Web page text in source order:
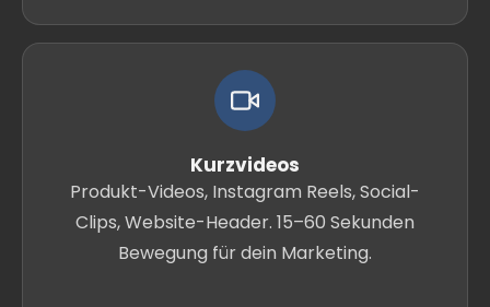
Kurzvideos
Produkt-Videos, Instagram Reels, Social-
Clips, Website-Header. 15–60 Sekunden
Bewegung für dein Marketing.